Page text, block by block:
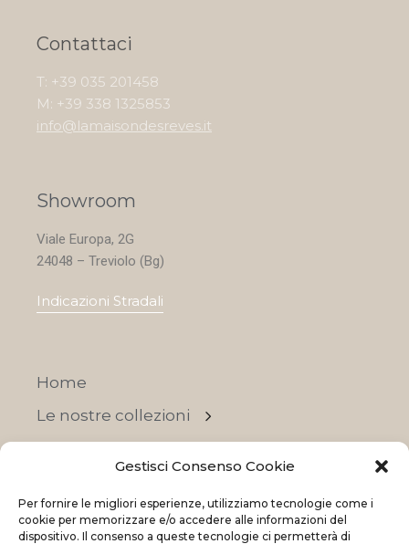
Gestisci Consenso Cookie
Per fornire le migliori esperienze, utilizziamo tecnologie come i
cookie per memorizzare e/o accedere alle informazioni del
dispositivo. Il consenso a queste tecnologie ci permetterà di
Contattaci
T: +39 035 201458
M: +39 338 1325853
info@lamaisondesreves.it
Showroom
Viale Europa, 2G
24048 – Treviolo (Bg)
Indicazioni Stradali
Home
Le nostre collezioni
OFFERTE